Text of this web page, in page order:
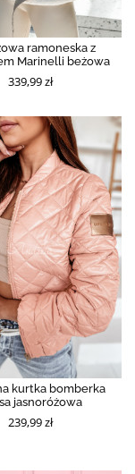
ramoneska z
Marinelli beżowa
339,99 zł
kurtka bomberka
jasnoróżowa
239,99 zł